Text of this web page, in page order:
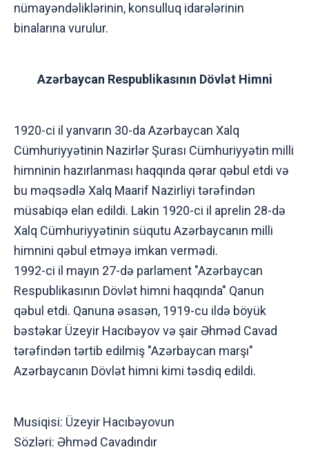
nümayəndəliklərinin, konsulluq idarələrinin
binalarına vurulur.
Azərbaycan Respublikasının Dövlət Himni
1920-ci il yanvarın 30-da Azərbaycan Xalq
Cümhuriyyətinin Nazirlər Şurası Cümhuriyyətin milli
himninin hazırlanması haqqında qərar qəbul etdi və
bu məqsədlə Xalq Maarif Nazirliyi tərəfindən
müsabiqə elan edildi. Lakin 1920-ci il aprelin 28-də
Xalq Cümhuriyyətinin süqutu Azərbaycanın milli
himnini qəbul etməyə imkan vermədi.
1992-ci il mayın 27-də parlament "Azərbaycan
Respublikasının Dövlət himni haqqında" Qanun
qəbul etdi. Qanuna əsasən, 1919-cu ildə böyük
bəstəkar Üzeyir Hacıbəyov və şair Əhməd Cavad
tərəfindən tərtib edilmiş "Azərbaycan marşı"
Azərbaycanın Dövlət himni kimi təsdiq edildi.
Musiqisi: Üzeyir Hacıbəyovun
Sözləri: Əhməd Cavadındır